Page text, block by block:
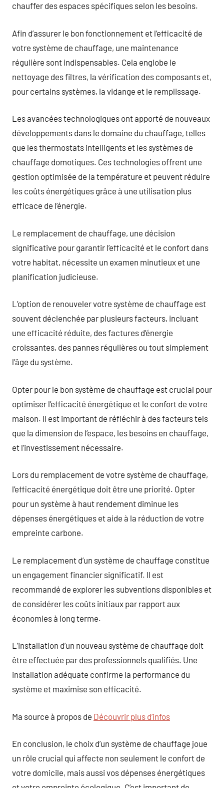
chauffer des espaces spécifiques selon les besoins.
Afin d’assurer le bon fonctionnement et l’efficacité de
votre système de chauffage, une maintenance
régulière sont indispensables. Cela englobe le
nettoyage des filtres, la vérification des composants et,
pour certains systèmes, la vidange et le remplissage.
Les avancées technologiques ont apporté de nouveaux
développements dans le domaine du chauffage, telles
que les thermostats intelligents et les systèmes de
chauffage domotiques. Ces technologies offrent une
gestion optimisée de la température et peuvent réduire
les coûts énergétiques grâce à une utilisation plus
efficace de l’énergie.
Le remplacement de chauffage, une décision
significative pour garantir l’efficacité et le confort dans
votre habitat, nécessite un examen minutieux et une
planification judicieuse.
L’option de renouveler votre système de chauffage est
souvent déclenchée par plusieurs facteurs, incluant
une efficacité réduite, des factures d’énergie
croissantes, des pannes régulières ou tout simplement
l’âge du système.
Opter pour le bon système de chauffage est crucial pour
optimiser l’efficacité énergétique et le confort de votre
maison. Il est important de réfléchir à des facteurs tels
que la dimension de l’espace, les besoins en chauffage,
et l’investissement nécessaire.
Lors du remplacement de votre système de chauffage,
l’efficacité énergétique doit être une priorité. Opter
pour un système à haut rendement diminue les
dépenses énergétiques et aide à la réduction de votre
empreinte carbone.
Le remplacement d’un système de chauffage constitue
un engagement financier significatif. Il est
recommandé de explorer les subventions disponibles et
de considérer les coûts initiaux par rapport aux
économies à long terme.
L’installation d’un nouveau système de chauffage doit
être effectuée par des professionnels qualifiés. Une
installation adéquate confirme la performance du
système et maximise son efficacité.
Ma source à propos de Découvrir plus d’infos
En conclusion, le choix d’un système de chauffage joue
un rôle crucial qui affecte non seulement le confort de
votre domicile, mais aussi vos dépenses énergétiques